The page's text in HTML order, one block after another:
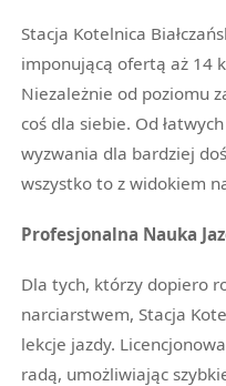
Stacja Kotelnica
imponującą ofertą aż 14
Niezależnie od poziomu
coś dla siebie. Od
wyzwania dla bardziej
wszystko to z widokiem
Profesjonalna Nauka
Dla tych, którzy dopiero
narciarstwem, Stacja
lekcje jazdy.
radą, umożliwiając